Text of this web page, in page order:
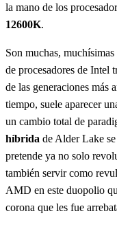
la mano de los
12600K.
Son muchas,
de procesadores de Intel
de las generaciones más
tiempo, suele aparecer
un cambio total de
híbrida de Alder Lake
pretende ya no solo
también servir como
AMD en este duopolio
corona que les fue